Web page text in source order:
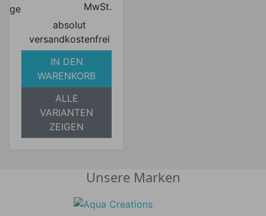
MwSt.
absolut
versandkostenfrei
IN DEN
WARENKORB
ALLE
VARIANTEN
ZEIGEN
Unsere Marken